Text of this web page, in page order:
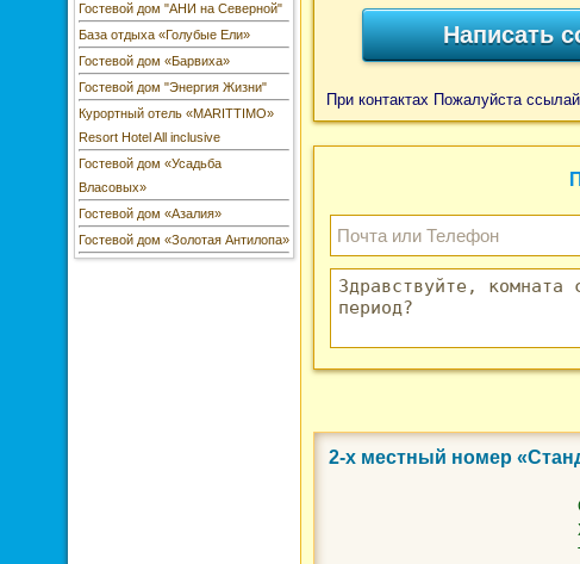
Гостевой дом "АНИ на Северной"
База отдыха «Голубые Ели»
Гостевой дом «Барвиха»
Гостевой дом "Энергия Жизни"
Курортный отель «MARITTIMO»
Resort Hotel All inclusive
Гостевой дом «Усадьба
Власовых»
Гостевой дом «Азалия»
Гостевой дом «Золотая Антилопа»
Написать
При контактах Пожалуйста
2-х местный номер